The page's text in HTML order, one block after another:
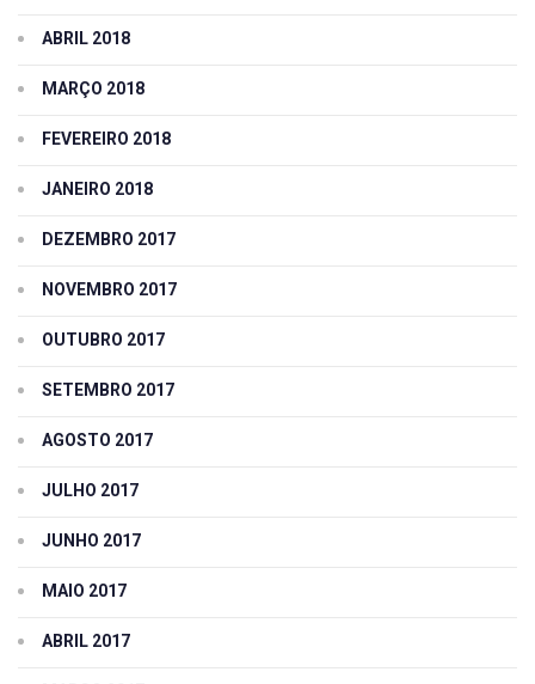
ABRIL 2018
MARÇO 2018
FEVEREIRO 2018
JANEIRO 2018
DEZEMBRO 2017
NOVEMBRO 2017
OUTUBRO 2017
SETEMBRO 2017
AGOSTO 2017
JULHO 2017
JUNHO 2017
MAIO 2017
ABRIL 2017